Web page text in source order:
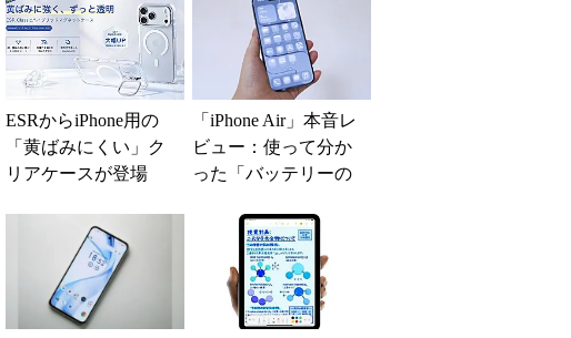
ESRからiPhone用の
「黄ばみにくい」ク
リアケースが登場
ド機能付き
「iPhone Air」本音レ
ビュー：使って分か
った「バッテリーの
び」の悩ましさ